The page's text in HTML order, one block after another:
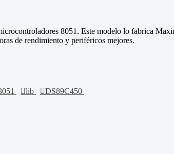
8051. Este modelo lo fabrica
de rendimiento y periféricos mejores.
lib DS89C450